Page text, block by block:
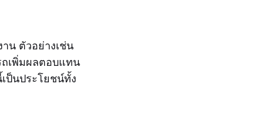
น ตัวอย่างเช่น
เพิ่มผลตอบแทน
ป็นประโยชน์ทั้ง